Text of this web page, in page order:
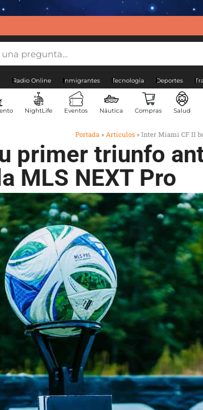
Radio Online Inmigrantes Tecnología Deportes
NightLife Eventos Náutica Compras Salud
Portada » Artículos » Inter Miami CF II
primer triunfo
MLS NEXT Pro